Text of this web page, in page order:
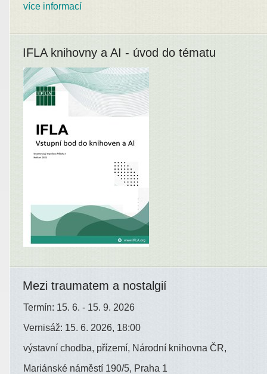
více informací
IFLA knihovny a AI - úvod do tématu
Mezi traumatem a nostalgií
Termín: 15. 6. - 15. 9. 2026
Vernisáž: 15. 6. 2026, 18:00
výstavní chodba, přízemí, Národní knihovna ČR,
Mariánské náměstí 190/5, Praha 1